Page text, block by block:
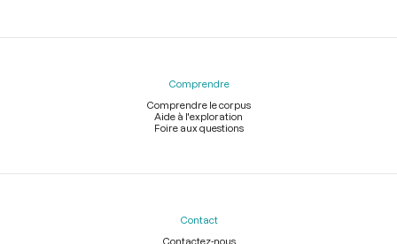
Comprendre
Comprendre le corpus
Aide à l'exploration
Foire aux questions
Contact
Contactez-nous